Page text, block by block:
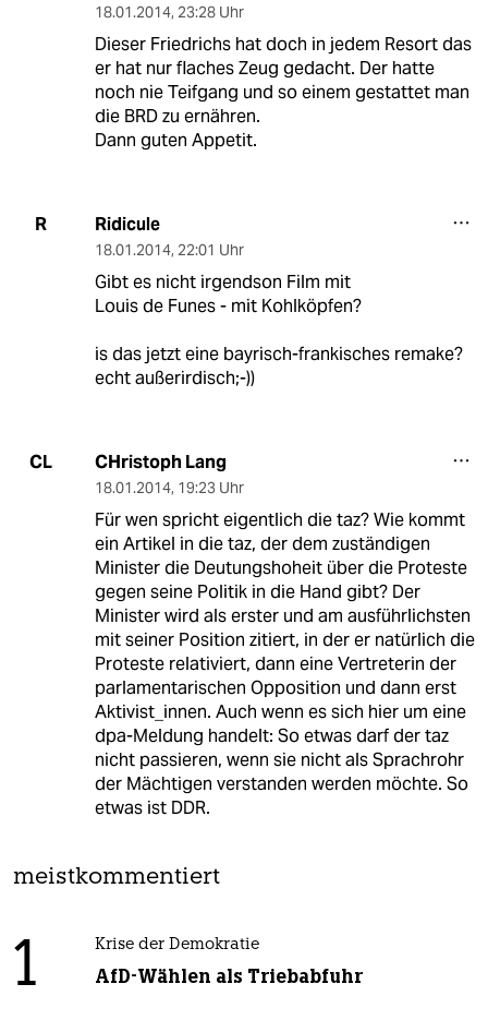
18.01.2014, 23:28 Uhr
Dieser Friedrichs hat doch in jedem Resort das
er hat nur flaches Zeug gedacht. Der hatte
noch nie Teifgang und so einem gestattet man
die BRD zu ernähren.
Dann guten Appetit.
R Ridicule
18.01.2014, 22:01 Uhr
Gibt es nicht irgendson Film mit
Louis de Funes - mit Kohlköpfen?
is das jetzt eine bayrisch-frankisches remake?
echt außerirdisch;-))
CL CHristoph Lang
18.01.2014, 19:23 Uhr
Für wen spricht eigentlich die taz? Wie kommt
ein Artikel in die taz, der dem zuständigen
Minister die Deutungshoheit über die Proteste
gegen seine Politik in die Hand gibt? Der
Minister wird als erster und am ausführlichsten
mit seiner Position zitiert, in der er natürlich die
Proteste relativiert, dann eine Vertreterin der
parlamentarischen Opposition und dann erst
Aktivist_innen. Auch wenn es sich hier um eine
dpa-Meldung handelt: So etwas darf der taz
nicht passieren, wenn sie nicht als Sprachrohr
der Mächtigen verstanden werden möchte. So
etwas ist DDR.
meistkommentiert
1 Krise der Demokratie
AfD-Wählen als Triebabfuhr